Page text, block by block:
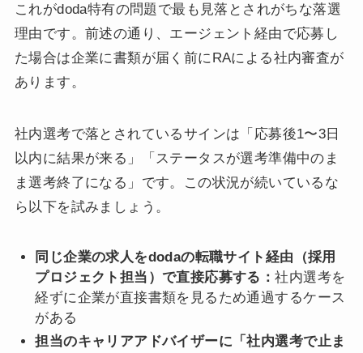
これがdoda特有の問題で最も見落とされがちな落選
理由です。前述の通り、エージェント経由で応募し
た場合は企業に書類が届く前にRAによる社内審査が
あります。
社内選考で落とされているサインは「応募後1〜3日
以内に結果が来る」「ステータスが選考準備中のま
ま選考終了になる」です。この状況が続いているな
ら以下を試みましょう。
同じ企業の求人をdodaの転職サイト経由（採用
プロジェクト担当）で直接応募する：社内選考を
経ずに企業が直接書類を見るため通過するケース
がある
担当のキャリアアドバイザーに「社内選考で止ま